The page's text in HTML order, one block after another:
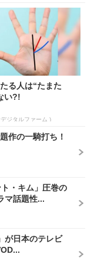
る人は“たまた
い?!
ジタルファーム )
作の一騎打ち！
・キム」圧巻の
マ話題性...
が日本のテレビ